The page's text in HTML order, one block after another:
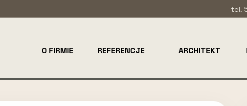
ARCHITEKT
REFERENCJE
O FIRMIE
tel.